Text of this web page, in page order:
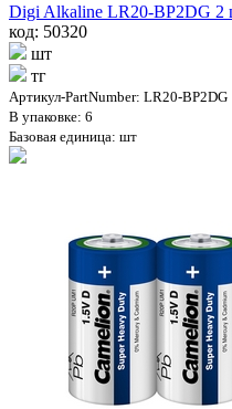
Digi Alkaline LR20-BP2DG 2
код: 50320
шт
тг
Артикул-PartNumber: LR20-BP2DG
В упаковке: 6
Базовая единица: шт